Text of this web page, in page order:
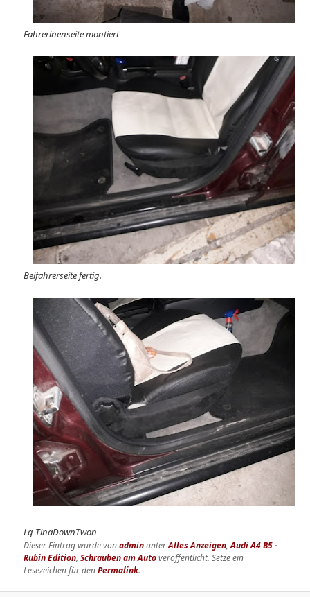
Fahrerinenseite montiert
Beifahrerseite fertig.
Lg TinaDownTwon
Dieser Eintrag wurde vonadminunterAlles Anzeigen,Audi A4 B5 -
Rubin Edition,Schrauben am Autoveröffentlicht. Setze ein
Lesezeichen für denPermalink.